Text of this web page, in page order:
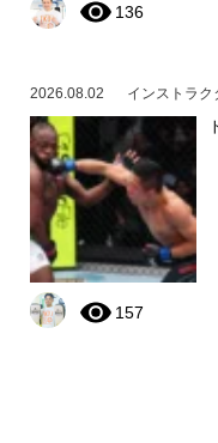
136
2026.08.02 インストラク
157